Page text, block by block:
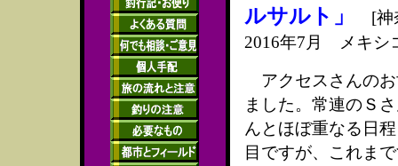
ルサルト」
[神
2016年7月 メキシ
アクセスさんのお
ました。常連のＳ
んとほぼ重なる日
目ですが、これま